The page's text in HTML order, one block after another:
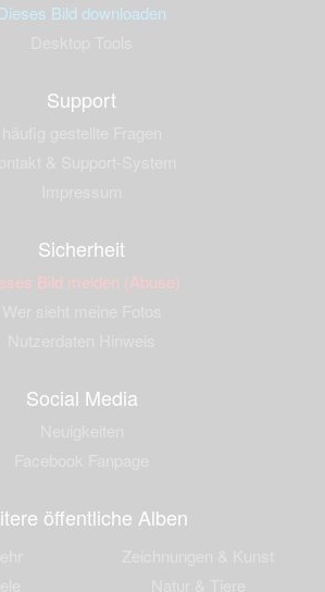
Bild downloaden
Support
Sicherheit
Bild melden (Abuse)
Social Media
öffentliche Alben